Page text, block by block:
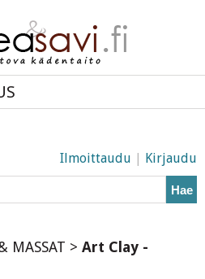
Ilmoittaudu | Kirjaudu
Hae
MASSAT > Art Clay -